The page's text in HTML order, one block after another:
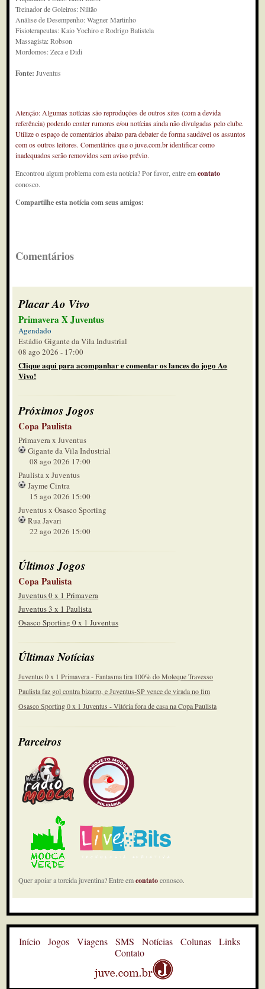
Treinador de Goleiros: Niltão
Análise de Desempenho: Wagner Martinho
Fisioterapeutas: Kaio Yochiro e Rodrigo Batistela
Massagista: Robson
Mordomos: Zeca e Didi
Fonte:Juventus
Atenção: Algumas notícias são reproduções de outros sites (com a devida
referência) podendo conter rumores e/ou notícias ainda não divulgadas pelo clube.
Utilize o espaço de comentários abaixo para debater de forma saudável os assuntos
com os outros leitores. Comentários que o juve.com.br identificar como
inadequados serão removidos sem aviso prévio.
Encontrou algum problema com esta notícia? Por favor, entre emcontato
conosco.
Compartilhe esta notícia com seus amigos:
Comentários
Placar Ao Vivo
Primavera X Juventus
Agendado
Estádio Gigante da Vila Industrial
08 ago 2026 - 17:00
Clique aqui para acompanhar e comentar os lances do jogo Ao
Vivo!
Próximos Jogos
Copa Paulista
Primavera x Juventus
Gigante da Vila Industrial
08 ago 2026 17:00
Paulista x Juventus
Jayme Cintra
15 ago 2026 15:00
Juventus x Osasco Sporting
Rua Javari
22 ago 2026 15:00
Últimos Jogos
Copa Paulista
Juventus 0 x 1 Primavera
Juventus 3 x 1 Paulista
Osasco Sporting 0 x 1 Juventus
Últimas Notícias
Juventus 0 x 1 Primavera - Fantasma tira 100% do Moleque Travesso
Paulista faz gol contra bizarro, e Juventus-SP vence de virada no fim
Osasco Sporting 0 x 1 Juventus - Vitória fora de casa na Copa Paulista
Parceiros
Quer apoiar a torcida juventina? Entre emcontatoconosco.
Início Jogos Viagens SMS Notícias Colunas
Links
Contato